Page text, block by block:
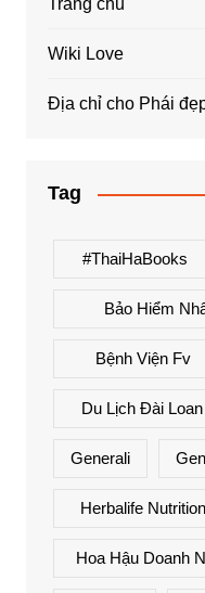
Trang chủ
Wiki Love
Địa chỉ cho Phái
Tag
#ThaiHaBooks
Bảo Hiểm
Bệnh Viện Fv
Du Lịch Đài Loan
Generali
Herbalife Nutrition
Hoa Hậu Doanh